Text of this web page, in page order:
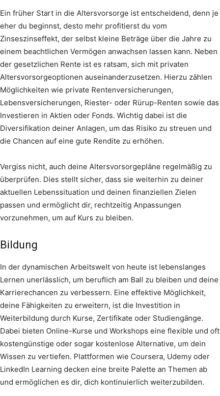
Ein früher Start in die Altersvorsorge ist entscheidend, denn je
eher du beginnst, desto mehr profitierst du vom
Zinseszinseffekt, der selbst kleine Beträge über die Jahre zu
einem beachtlichen Vermögen anwachsen lassen kann. Neben
der gesetzlichen Rente ist es ratsam, sich mit privaten
Altersvorsorgeoptionen auseinanderzusetzen. Hierzu zählen
Möglichkeiten wie private Rentenversicherungen,
Lebensversicherungen, Riester- oder Rürup-Renten sowie das
Investieren in Aktien oder Fonds. Wichtig dabei ist die
Diversifikation deiner Anlagen, um das Risiko zu streuen und
die Chancen auf eine gute Rendite zu erhöhen.
Vergiss nicht, auch deine Altersvorsorgepläne regelmäßig zu
überprüfen. Dies stellt sicher, dass sie weiterhin zu deiner
aktuellen Lebenssituation und deinen finanziellen Zielen
passen und ermöglicht dir, rechtzeitig Anpassungen
vorzunehmen, um auf Kurs zu bleiben.
Bildung
In der dynamischen Arbeitswelt von heute ist lebenslanges
Lernen unerlässlich, um beruflich am Ball zu bleiben und deine
Karrierechancen zu verbessern. Eine effektive Möglichkeit,
deine Fähigkeiten zu erweitern, ist die Investition in
Weiterbildung durch Kurse, Zertifikate oder Studiengänge.
Dabei bieten Online-Kurse und Workshops eine flexible und oft
kostengünstige oder sogar kostenlose Alternative, um dein
Wissen zu vertiefen. Plattformen wie Coursera, Udemy oder
LinkedIn Learning decken eine breite Palette an Themen ab
und ermöglichen es dir, dich kontinuierlich weiterzubilden.